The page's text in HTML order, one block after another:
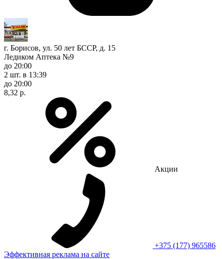
г. Борисов, ул. 50 лет БССР, д. 15
Ледиком Аптека №9
до 20:00
2 шт. в 13:39
до 20:00
8,32 р.
Акции
+375 (177) 965586
Эффективная реклама на сайте